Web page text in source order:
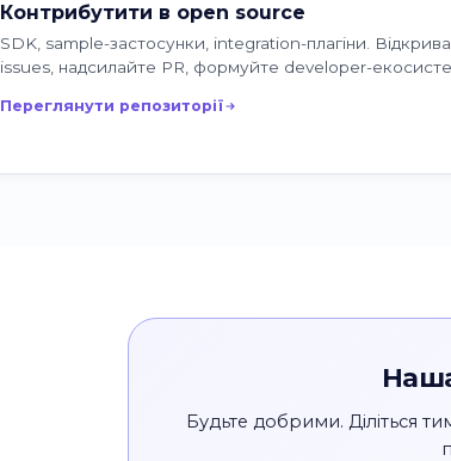
Контрибутити в open source
SDK, sample-застосунки, integration-плагіни.
issues, надсилайте PR, формуйте developer-
Переглянути репозиторії
Будьте добрими. Діліться